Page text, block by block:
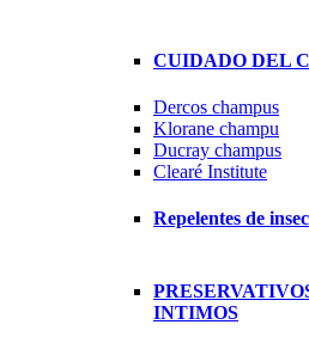
CUIDADO DEL
Dercos champus
Klorane champu
Ducray champus
Clearé Institute
Repelentes de
INTIMOS